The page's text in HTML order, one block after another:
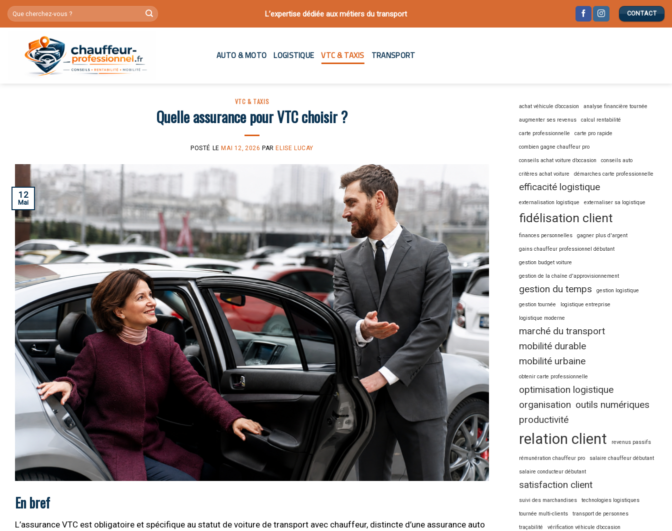
Skip
L’expertise dédiée aux métiers du transport CONTACT
AUTO & MOTO LOGISTIQUE VTC & TAXIS TRANSPORT
VTC & TAXIS
Quelle assurance pour VTC choisir ?
POSTÉ LEMAI 12, 2026 PARELISE LUCAY
12
Mai
En bref
L’assurance VTC est obligatoire et spécifique au statut de voiture de transport avec chauffeur, distincte d’une assurance auto
achat véhicule d’occasion analyse financière tournée
augmenter ses revenus calcul rentabilité
carte professionnelle carte pro rapide
combien gagne chauffeur pro
conseils achat voiture d’occasion conseils auto
critères achat voiture démarches carte professionnelle
efficacité logistique
externalisation logistique externaliser sa logistique
fidélisation client
finances personnelles gagner plus d'argent
gains chauffeur professionnel débutant
gestion budget voiture
gestion de la chaîne d'approvisionnement
gestion du temps gestion logistique
gestion tournée logistique entreprise
logistique moderne
marché du transport
mobilité durable
mobilité urbaine
obtenir carte professionnelle
optimisation logistique
organisation outils numériques
productivité
relation client revenus passifs
rémunération chauffeur pro salaire chauffeur débutant
salaire conducteur débutant
satisfaction client
suivi des marchandises technologies logistiques
tournée multi-clients transport de personnes
traçabilité vérification véhicule d’occasion